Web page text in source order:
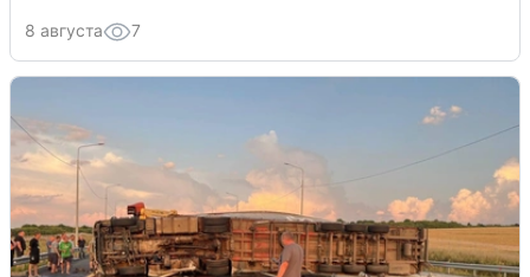
8 августа 7